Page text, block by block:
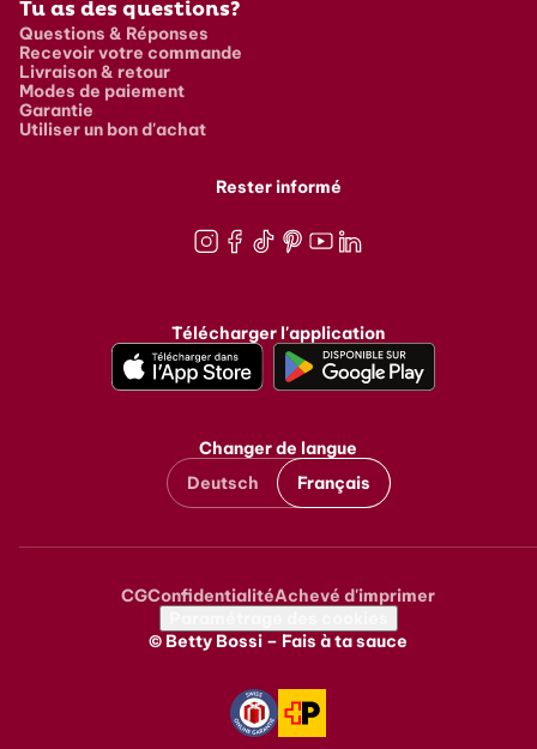
Tu as des questions?
Questions & Réponses
Recevoir votre commande
Livraison & retour
Modes de paiement
Garantie
Utiliser un bon d'achat
Rester informé
Télécharger l'application
Changer de langue
Deutsch
Français
Metanavigation
CGConfidentialitéAchevé d'imprimer
© Betty Bossi – Fais à ta sauce